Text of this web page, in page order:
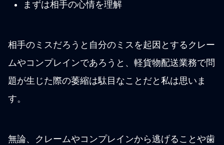
まずは相手の心情を理解
相手のミスだろうと自分のミスを起因とするクレー
ムやコンプレインであろうと、軽貨物配送業務で問
題が生じた際の萎縮は駄目なことだと私は思いま
す。
無論、クレームやコンプレインから逃げることや歯